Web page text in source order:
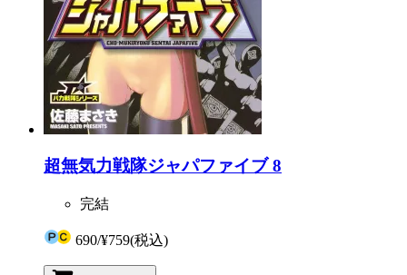
超無気力戦隊ジャパファイブ 8
完結
690/¥759(税込)